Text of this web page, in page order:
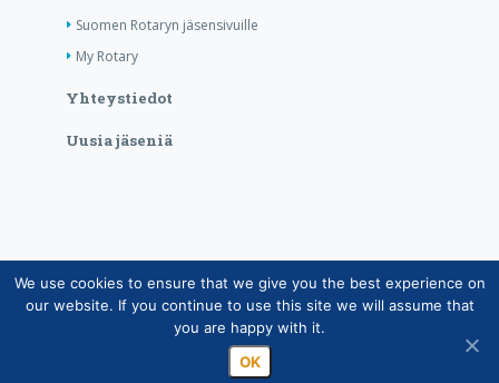
Suomen Rotaryn jäsensivuille
My Rotary
Yhteystiedot
Uusia jäseniä
Copyright © Suomen Rotarypalvelu ry 2026 |
Jäsentietojärjestelmän tietosuojaseloste|Henkilötietojen
käsittely Rotarytoiminnassa
We use cookies to ensure that we give you the best experience on
our website. If you continue to use this site we will assume that
you are happy with it.
OK